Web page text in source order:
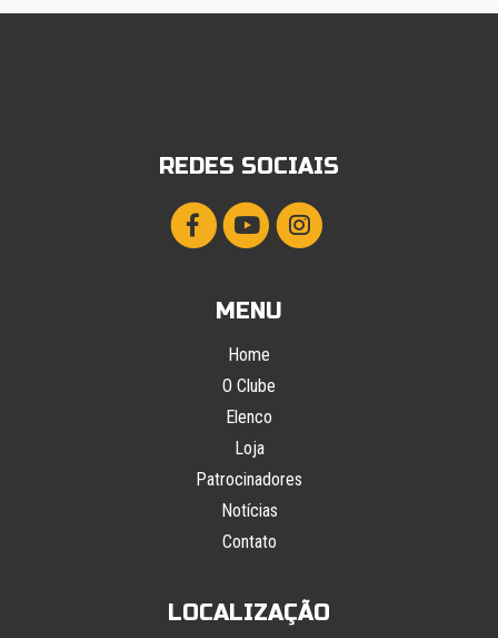
REDES SOCIAIS
MENU
Home
O Clube
Elenco
Loja
Patrocinadores
Notícias
Contato
LOCALIZAÇÃO